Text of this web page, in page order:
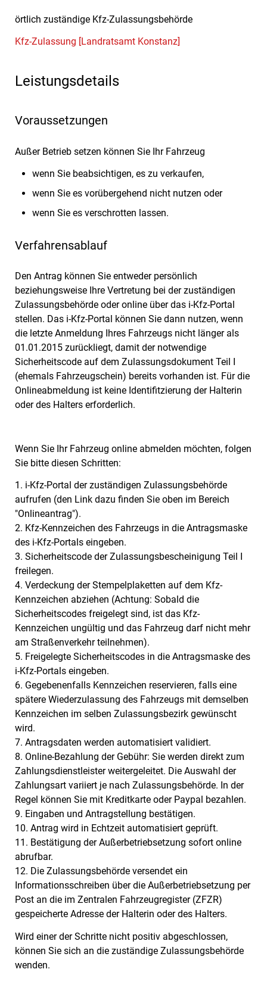
örtlich zuständige Kfz-Zulassungsbehörde
Kfz-Zulassung [Landratsamt Konstanz]
Leistungsdetails
Voraussetzungen
Außer Betrieb setzen können Sie Ihr Fahrzeug
wenn Sie beabsichtigen, es zu verkaufen,
wenn Sie es vorübergehend nicht nutzen oder
wenn Sie es verschrotten lassen.
Verfahrensablauf
Den Antrag können Sie entweder persönlich
beziehungsweise Ihre Vertretung bei der zuständigen
Zulassungsbehörde oder online über das i-Kfz-Portal
stellen. Das i-Kfz-Portal können Sie dann nutzen, wenn
die letzte Anmeldung Ihres Fahrzeugs nicht länger als
01.01.2015 zurückliegt, damit der notwendige
Sicherheitscode auf dem Zulassungsdokument Teil I
(ehemals Fahrzeugschein) bereits vorhanden ist. Für die
Onlineabmeldung ist keine Identifitzierung der Halterin
oder des Halters erforderlich.
Wenn Sie Ihr Fahrzeug online abmelden möchten, folgen
Sie bitte diesen Schritten:
1. i-Kfz-Portal der zuständigen Zulassungsbehörde
aufrufen (den Link dazu finden Sie oben im Bereich
"Onlineantrag").
2. Kfz-Kennzeichen des Fahrzeugs in die Antragsmaske
des i-Kfz-Portals eingeben.
3. Sicherheitscode der Zulassungsbescheinigung Teil
freilegen.
4. Verdeckung der Stempelplaketten auf dem Kfz-
Kennzeichen abziehen (Achtung: Sobald die
Sicherheitscodes freigelegt sind, ist das Kfz-
Kennzeichen ungültig und das Fahrzeug darf nicht mehr
am Straßenverkehr teilnehmen).
5. Freigelegte Sicherheitscodes in die Antragsmaske des
i-Kfz-Portals eingeben.
6. Gegebenenfalls Kennzeichen reservieren, falls eine
spätere Wiederzulassung des Fahrzeugs mit demselben
Kennzeichen im selben Zulassungsbezirk gewünscht
wird.
7. Antragsdaten werden automatisiert validiert.
8. Online-Bezahlung der Gebühr: Sie werden direkt zum
Zahlungsdienstleister weitergeleitet. Die Auswahl der
Zahlungsart variiert je nach Zulassungsbehörde. In der
Regel können Sie mit Kreditkarte oder Paypal bezahlen.
9. Eingaben und Antragstellung bestätigen.
10. Antrag wird in Echtzeit automatisiert geprüft.
11. Bestätigung der Außerbetriebsetzung sofort online
abrufbar.
12. Die Zulassungsbehörde versendet ein
Informationsschreiben über die Außerbetriebsetzung per
Post an die im Zentralen Fahrzeugregister (ZFZR)
gespeicherte Adresse der Halterin oder des Halters.
Wird einer der Schritte nicht positiv abgeschlossen,
können Sie sich an die zuständige Zulassungsbehörde
wenden.